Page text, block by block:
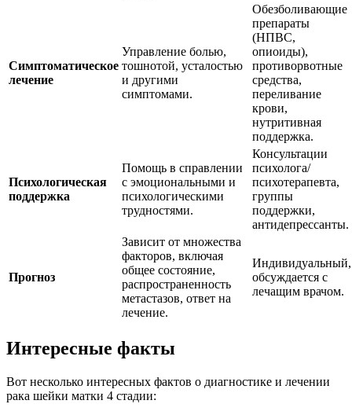
Симптоматическое
лечение
Управление болью,
тошнотой, усталостью
и другими
симптомами.
Обезболивающие
препараты
(НПВС,
опиоиды),
противорвотные
средства,
переливание
крови,
нутритивная
поддержка.
Психологическая
поддержка
Помощь в справлении
с эмоциональными и
психологическими
трудностями.
Консультации
психолога/
психотерапевта,
группы
поддержки,
антидепрессанты.
Прогноз
Зависит от множества
факторов, включая
общее состояние,
распространенность
метастазов, ответ на
лечение.
Индивидуальный,
обсуждается с
лечащим врачом.
Интересные факты
Вот несколько интересных фактов о диагностике и лечении
рака шейки матки 4 стадии: